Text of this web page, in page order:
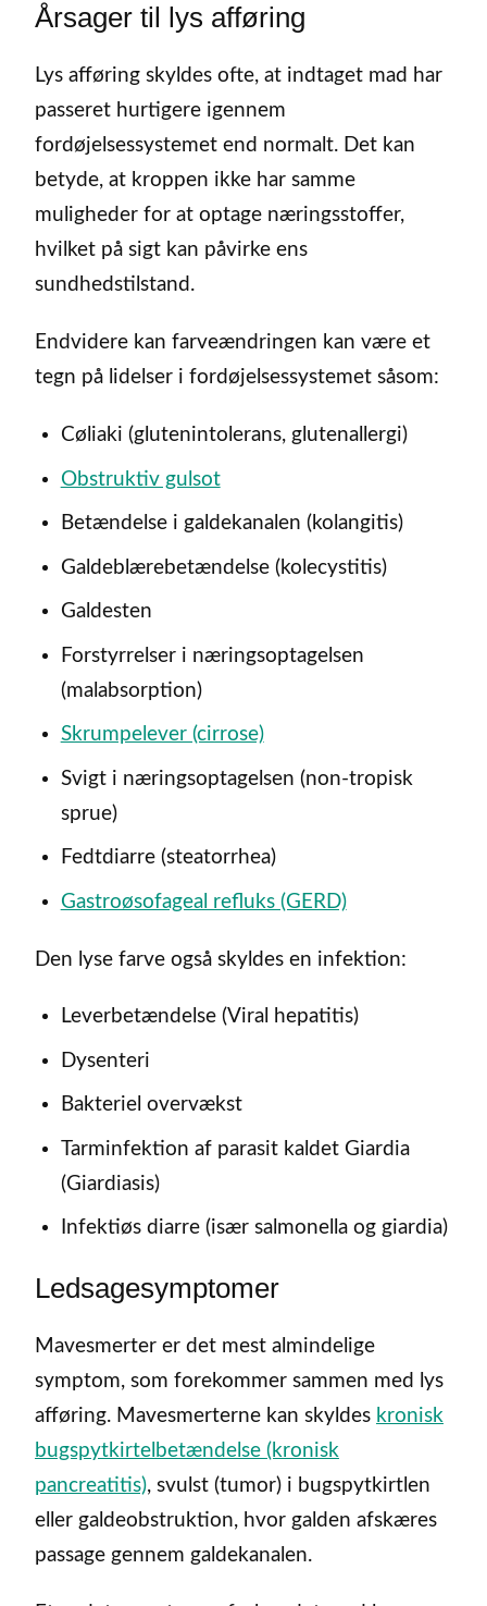
Årsager til lys afføring
Lys afføring skyldes ofte, at indtaget mad har
passeret hurtigere igennem
fordøjelsessystemet end normalt. Det kan
betyde, at kroppen ikke har samme
muligheder for at optage næringsstoffer,
hvilket på sigt kan påvirke ens
sundhedstilstand.
Endvidere kan farveændringen kan være et
tegn på lidelser i fordøjelsessystemet såsom:
Cøliaki (glutenintolerans, glutenallergi)
Obstruktiv gulsot
Betændelse i galdekanalen (kolangitis)
Galdeblærebetændelse (kolecystitis)
Galdesten
Forstyrrelser i næringsoptagelsen
(malabsorption)
Skrumpelever (cirrose)
Svigt i næringsoptagelsen (non-tropisk
sprue)
Fedtdiarre (steatorrhea)
Gastroøsofageal refluks (GERD)
Den lyse farve også skyldes en infektion:
Leverbetændelse (Viral hepatitis)
Dysenteri
Bakteriel overvækst
Tarminfektion af parasit kaldet Giardia
(Giardiasis)
Infektiøs diarre (især salmonella og giardia)
Ledsagesymptomer
Mavesmerter er det mest almindelige
symptom, som forekommer sammen med lys
afføring. Mavesmerterne kan skyldes kronisk
bugspytkirtelbetændelse (kronisk
pancreatitis), svulst (tumor) i bugspytkirtlen
eller galdeobstruktion, hvor galden afskæres
passage gennem galdekanalen.